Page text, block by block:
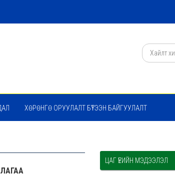
ХӨРӨНГӨ ОРУУЛАЛТ БҮТЭЭН БАЙГУУЛАЛТ
ЦАГ ҮЕИЙН МЭДЭЭЛЭЛ